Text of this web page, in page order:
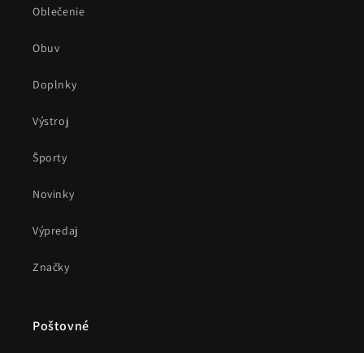
Oblečenie
Obuv
Doplnky
Výstroj
Športy
Novinky
Výpredaj
Značky
Poštovné